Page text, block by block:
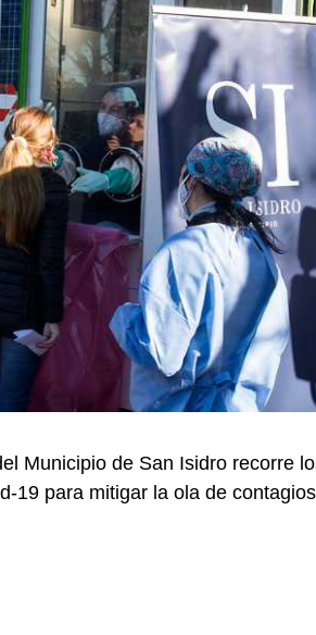
Municipio de San Isidro recorre
19 para mitigar la ola de